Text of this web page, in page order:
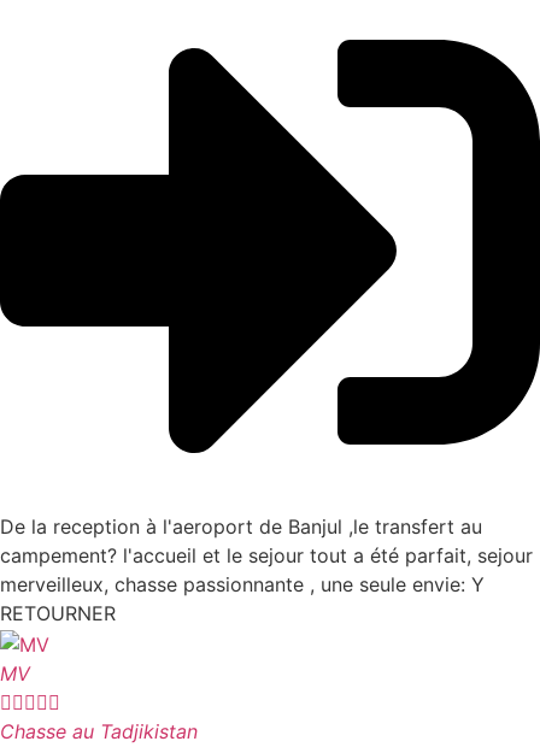
De la reception à l'aeroport de Banjul ,le transfert au
campement? l'accueil et le sejour tout a été parfait, sejour
merveilleux, chasse passionnante , une seule envie: Y
RETOURNER
MV

Chasse au Tadjikistan